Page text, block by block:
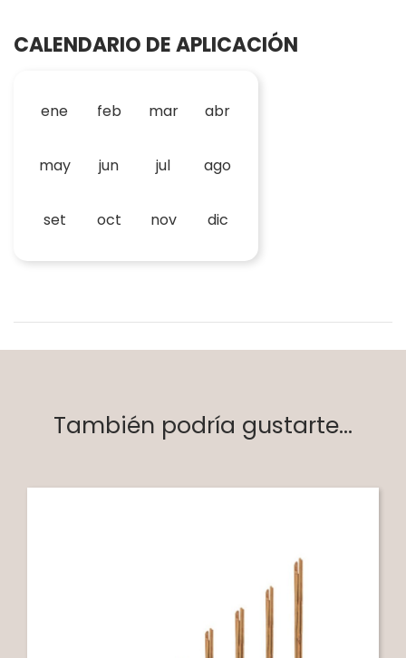
CALENDARIO DE APLICACIÓN
ene feb mar abr
may jun jul ago
set oct nov dic
También podría gustarte...